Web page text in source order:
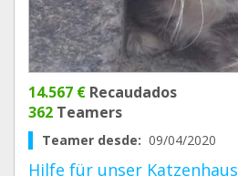
14.567 € Recaudados
362 Teamers
Teamer desde: 09/04/2020
Hilfe für unser Katzenhaus